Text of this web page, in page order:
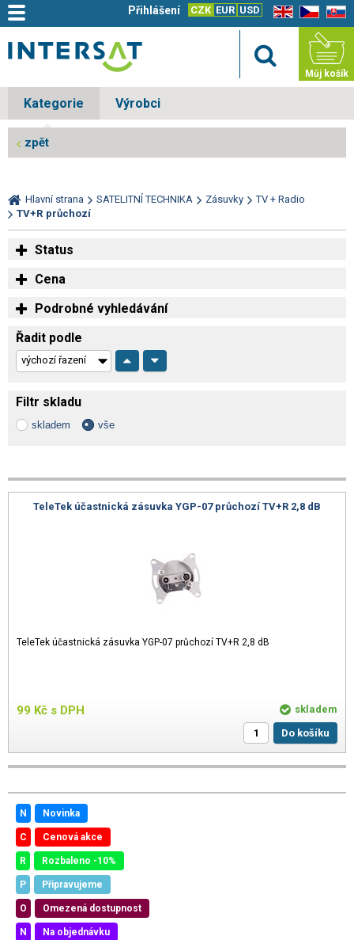
EN CZ SK
CZK EUR USD
Přihlášení
Můj košík
Kategorie Výrobci
zpět
Hlavní strana SATELITNÍ TECHNIKA Zásuvky
TV + Radio
TV+R průchozí
Status
Cena
Podrobné vyhledávání
Řadit podle
Filtr skladu
skladem vše
TeleTek účastnická zásuvka YGP-07 průchozí TV+R 2,8 dB
TeleTek účastnická zásuvka YGP-07 průchozí TV+R 2,8 dB
99 Kč s DPH
skladem
Do košíku
N Novinka
C Cenová akce
R Rozbaleno -10%
P Připravujeme
O Omezená dostupnost
N Na objednávku